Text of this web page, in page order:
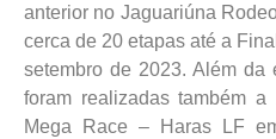
anterior no Jaguariúna
cerca de 20 etapas até a
setembro de 2023. Além da
foram realizadas também
Mega Race – Haras LF